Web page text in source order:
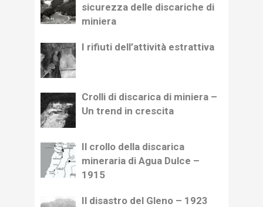
sicurezza delle discariche di
miniera
I rifiuti dell’attività estrattiva
Crolli di discarica di miniera –
Un trend in crescita
Il crollo della discarica
mineraria di Agua Dulce –
1915
Il disastro del Gleno – 1923